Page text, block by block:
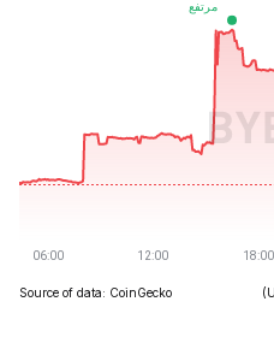
Source of data: CoinGecko